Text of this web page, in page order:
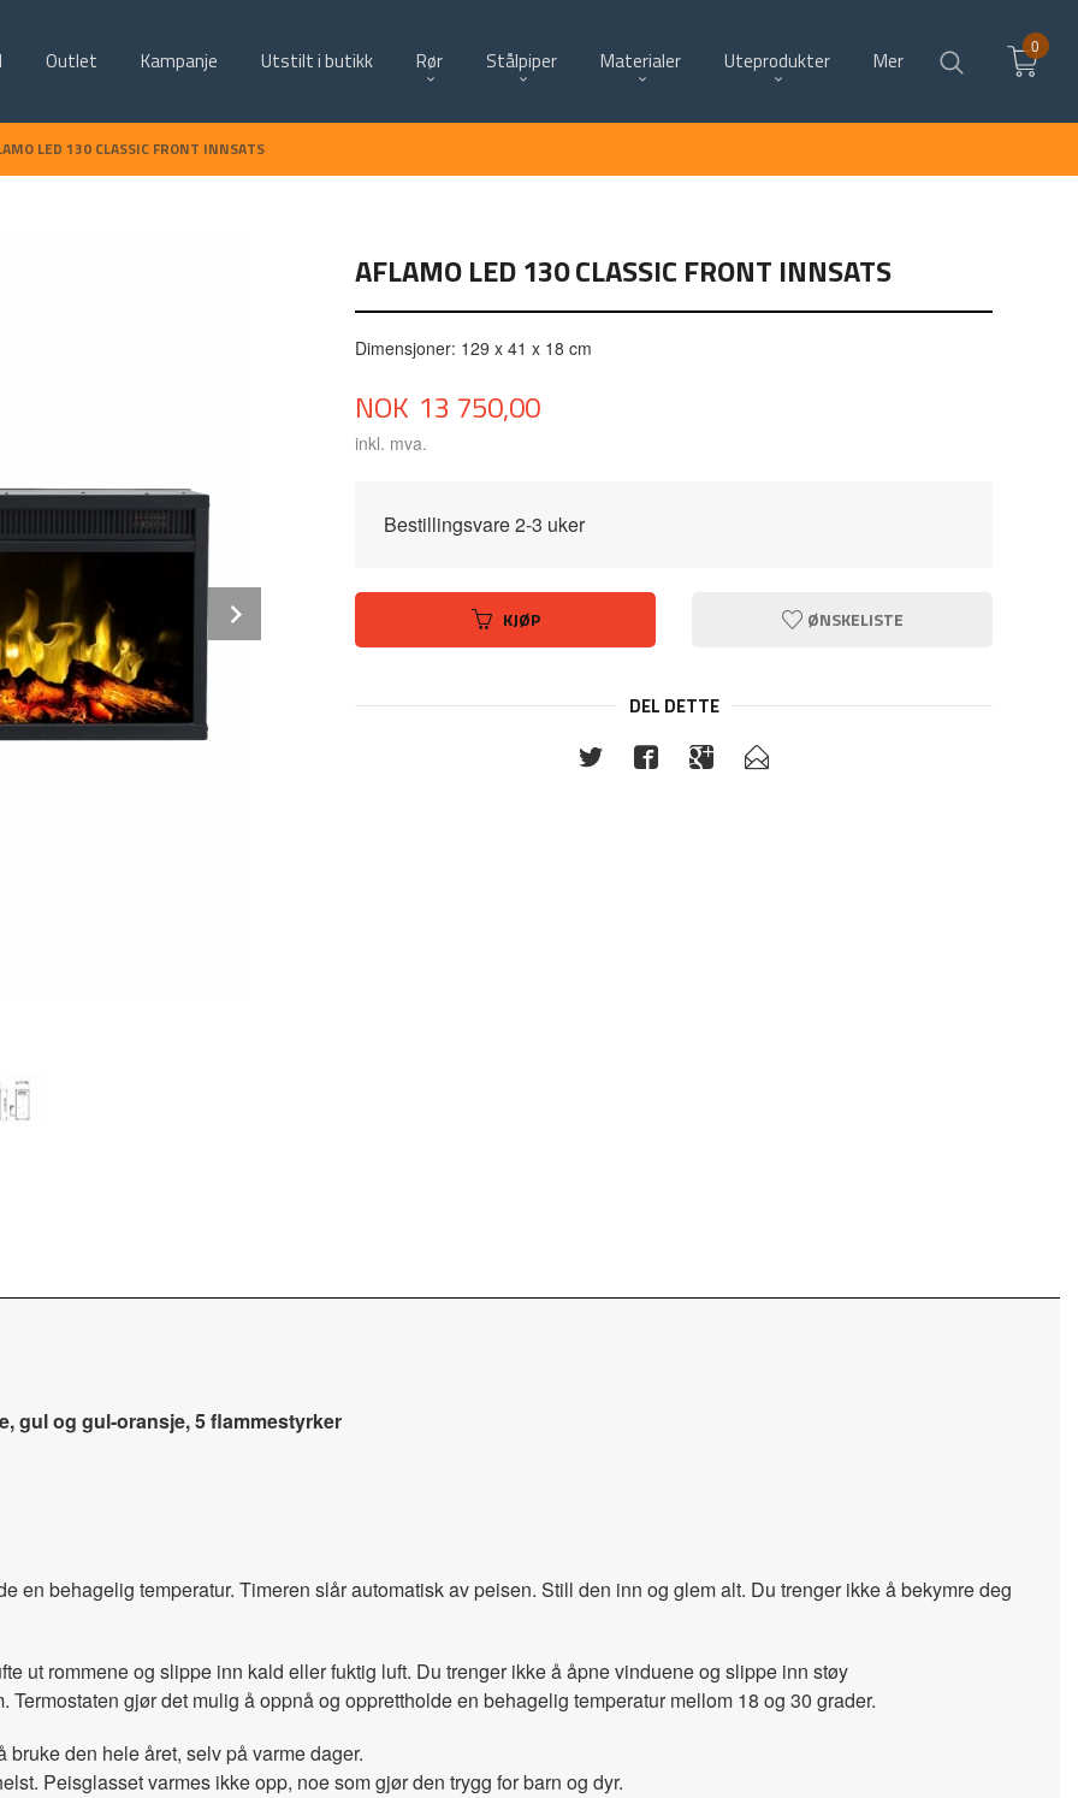
Outlet Kampanje Utstilt i butikk Rør Stålpiper Materialer Uteprodukter Mer
0
LED 130 CLASSIC FRONT INNSATS
AFLAMO LED 130 CLASSIC FRONT INNSATS
Dimensjoner: 129 x 41 x 18 cm
Pris
NOK 13 750,00
inkl. mva.
Bestillingsvare 2-3 uker
KJØP ØNSKELISTE
DEL DETTE
gul og gul-oransje, 5 flammestyrker
en behagelig temperatur. Timeren slår automatisk av peisen. Still den inn og glem alt. Du trenger ikke å bekymre deg
ut rommene og slippe inn kald eller fuktig luft. Du trenger ikke å åpne vinduene og slippe inn støy
Termostaten gjør det mulig å oppnå og opprettholde en behagelig temperatur mellom 18 og 30 grader.
den hele året, selv på varme dager.
Peisglasset varmes ikke opp, noe som gjør den trygg for barn og dyr.